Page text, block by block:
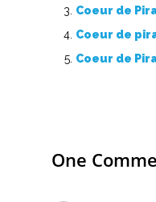
Coeur de
Coeur de
Coeur de
One